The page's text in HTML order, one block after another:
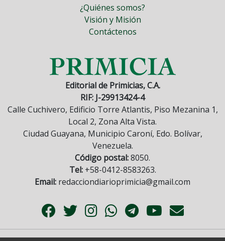
¿Quiénes somos?
Visión y Misión
Contáctenos
Editorial de Primicias, C.A.
RIF: J-29913424-4
Calle Cuchivero, Edificio Torre Atlantis, Piso Mezanina 1,
Local 2, Zona Alta Vista.
Ciudad Guayana, Municipio Caroní, Edo. Bolívar,
Venezuela.
Código postal:8050.
Tel:+58-0412-8583263.
Email: redacciondiarioprimicia@gmail.com